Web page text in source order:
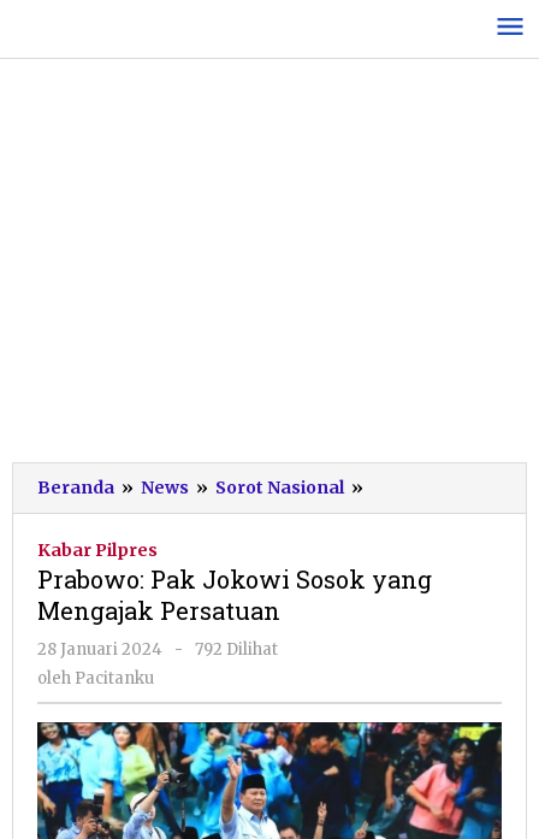
konten
Beranda » News » Sorot Nasional »
Pak
yang
Kabar Pilpres
Prabowo: Pak Jokowi Sosok yang
Mengajak Persatuan
28 Januari 2024
oleh
-
792 Dilihat
oleh Pacitanku